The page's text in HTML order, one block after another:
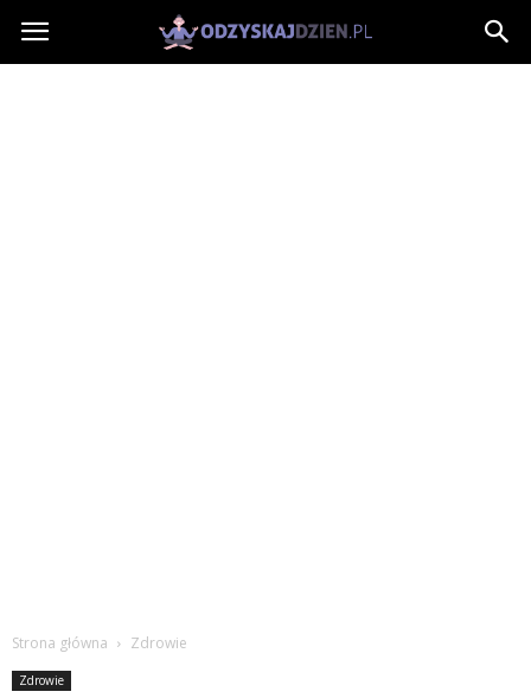
OdzyskajDzien.pl
Strona główna Zdrowie
Zdrowie